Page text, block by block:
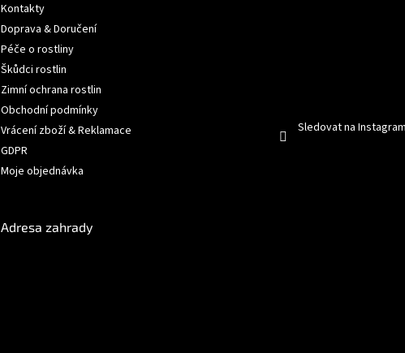
Kontakty
Doprava & Doručení
Péče o rostliny
Škůdci rostlin
Zimní ochrana rostlin
Obchodní podmínky
Vrácení zboží & Reklamace
GDPR
Moje objednávka
Sledovat na
Adresa zahrady